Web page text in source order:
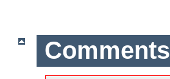
Comments